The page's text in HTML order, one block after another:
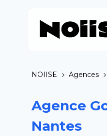
NOIISE Agences
Agence
Nantes